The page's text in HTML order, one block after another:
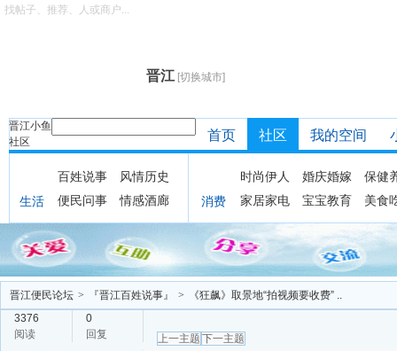
晋江 [切换城市]
晋江小鱼
社区
找帖子、推荐、人或商户...
首页 社区 我的空间
生活
百姓说事
风情历史
便民问事
情感酒廊 消费
时尚伊人 婚庆婚嫁
保健
家居家电
宝宝教育 美食
晋江便民论坛 > 『晋江百姓说事』 >
《狂飙》取景地“拍视频要收费” ..
3376
阅读
0
回复
上一主题 下一主题